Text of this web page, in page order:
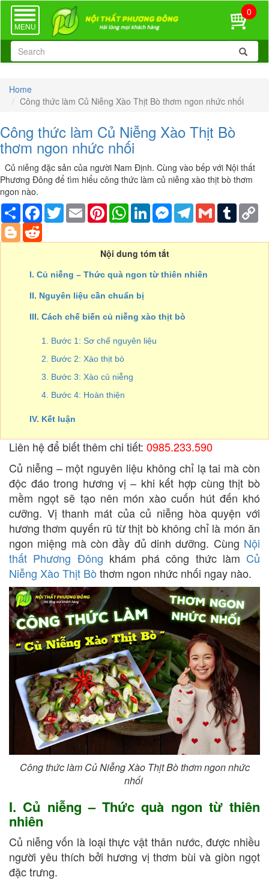
TOGGLE
NAVIGATION
MENU
0
Home
Công thức làm Củ Niễng Xào Thịt Bò thơm ngon nhức nhối
Công thức làm Củ Niễng Xào Thịt Bò
thơm ngon nhức nhối
Củ niễng đặc sản của người Nam Định. Cùng vào bếp với Nội thất
Phương Đông để tìm hiểu công thức làm củ niễng xào thịt bò thơm
ngon nào.
Share Facebook
TwitterEmail PinterestWhatsAppLinkedInMessengerTelegram
Gmail Tumblr
Blogger
Nội dung tóm tắt
I. Củ niễng – Thức quà ngon từ thiên nhiên
II. Nguyên liệu cần chuẩn bị
III. Cách chế biến củ niễng xào thịt bò
1. Bước 1: Sơ chế nguyên liệu
2. Bước 2: Xào thịt bò
3. Bước 3: Xào củ niễng
4. Bước 4: Hoàn thiện
IV. Kết luận
Liên hệ để biết thêm chi tiết: 0985.233.590
Củ niễng – một nguyên liệu không chỉ lạ tai mà còn
độc đáo trong hương vị – khi kết hợp cùng thịt bò
mềm ngọt sẽ tạo nên món xào cuốn hút đến khó
cưỡng. Vị thanh mát của củ niễng hòa quyện với
hương thơm quyến rũ từ thịt bò không chỉ là món ăn
ngon miệng mà còn đầy đủ dinh dưỡng. Cùng Nội
thất Phương Đông khám phá công thức làm Củ
Niễng Xào Thịt Bò thơm ngon nhức nhối ngay nào.
Công thức làm Củ Niễng Xào Thịt Bò thơm ngon nhức
nhối
I. Củ niễng – Thức quà ngon từ thiên
nhiên
Củ niễng vốn là loại thực vật thân nước, được nhiều
người yêu thích bởi hương vị thơm bùi và giòn ngọt
đặc trưng.